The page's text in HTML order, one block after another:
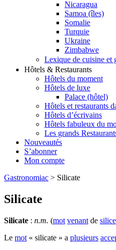
Nicaragua
Samoa (îles)
Somalie
Turquie
Ukraine
Zimbabwe
Lexique de cuisine et
Hôtels & Restaurants
Hôtels du moment
Hôtels de luxe
Palace (hôtel)
Hôtels et restaurants
Hôtels d’écrivains
Hôtels fabuleux du
Les grands
Nouveautés
S’abonner
Mon compte
Gastronomiac > Silicate
Silicate
Silicate : n.m. (mot venant de silice
Le mot « silicate » a plusieurs